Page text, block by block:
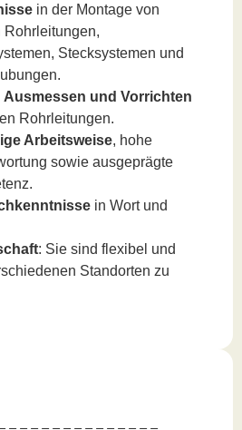
in der Montage von
Rohrleitungen,
Stecksystemen und
Ausmessen und Vorrichten
Rohrleitungen.
Arbeitsweise, hohe
sowie ausgeprägte
in Wort und
: Sie sind flexibel und
Standorten zu